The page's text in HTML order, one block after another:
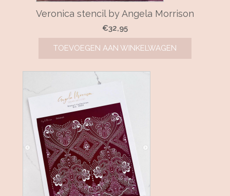
Veronica stencil by Angela Morrison
€32,95
TOEVOEGEN AAN WINKELWAGEN